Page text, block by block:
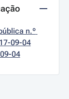
n.º
09-04
04